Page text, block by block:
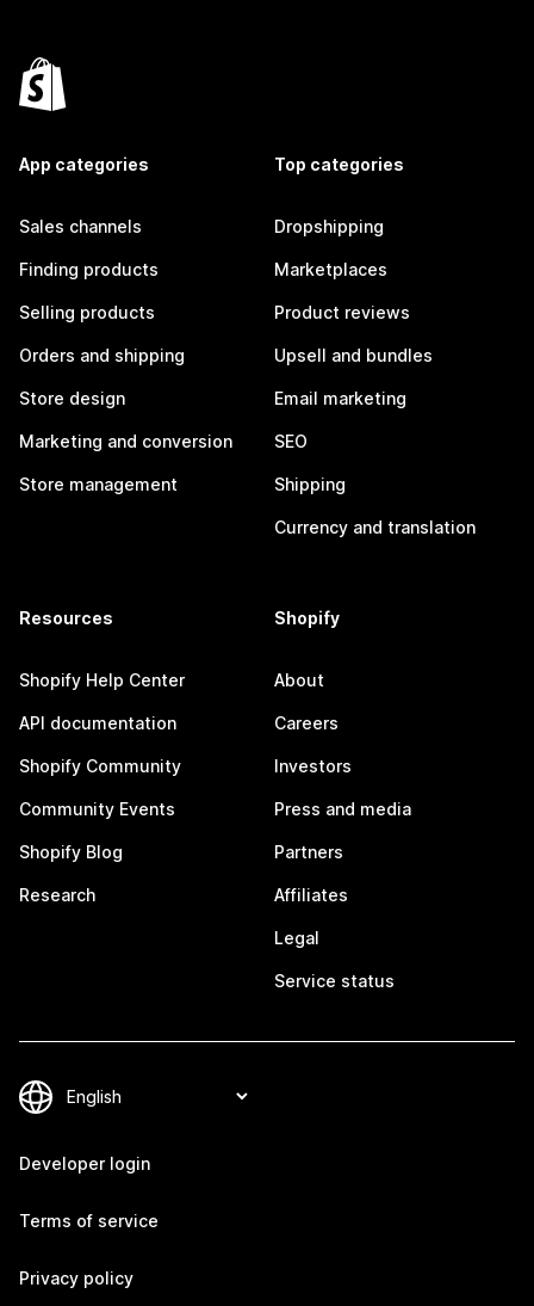
App categories
Sales channels
Finding products
Selling products
Orders and shipping
Store design
Marketing and conversion
Store management
Top categories
Dropshipping
Marketplaces
Product reviews
Upsell and bundles
Email marketing
SEO
Shipping
Currency and translation
Resources
Shopify Help Center
API documentation
Shopify Community
Community Events
Shopify Blog
Research
Shopify
About
Careers
Investors
Press and media
Partners
Affiliates
Legal
Service status
Developer login
Terms of service
Privacy policy